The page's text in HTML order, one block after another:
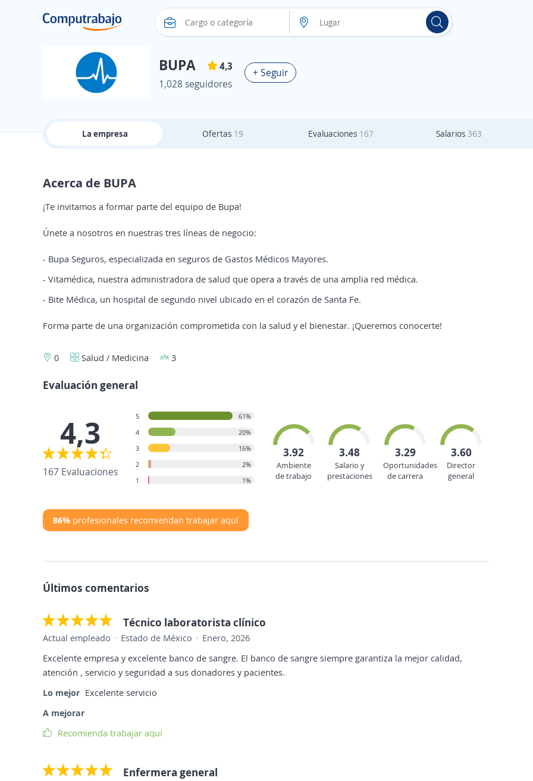
BUPA
4,3
1,028 seguidores
+ Seguir
La empresa Ofertas 19 Evaluaciones 167 Salarios 363
Acerca de BUPA
¡Te invitamos a formar parte del equipo de Bupa!
Únete a nosotros en nuestras tres líneas de negocio:
- Bupa Seguros, especializada en seguros de Gastos Médicos Mayores.
- Vitamédica, nuestra administradora de salud que opera a través de una amplia red médica.
- Bite Médica, un hospital de segundo nivel ubicado en el corazón de Santa Fe.
Forma parte de una organización comprometida con la salud y el bienestar. ¡Queremos conocerte!
0 Salud / Medicina 3
Evaluación general
4,3
167 Evaluaciones
5
61%
4
20%
3
16%
2
2%
1
1%
3.92
Ambiente
de trabajo
3.48
Salario y
prestaciones
3.29
Oportunidades
de carrera
3.60
Director
general
86% profesionales recomiendan trabajar aquí
Últimos comentarios
Técnico laboratorista clínico
Actual empleado Estado de México
Enero, 2026
Excelente empresa y excelente banco de sangre. El banco de sangre siempre garantiza la mejor calidad,
atención , servicio y seguridad a sus donadores y pacientes.
Lo mejor Excelente servicio
A mejorar
Recomienda trabajar aquí
Enfermera general